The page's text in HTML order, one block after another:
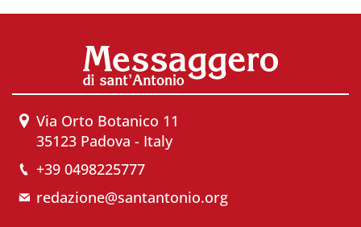
Via Orto Botanico 11
35123 Padova - Italy
+39 0498225777
redazione@santantonio.org